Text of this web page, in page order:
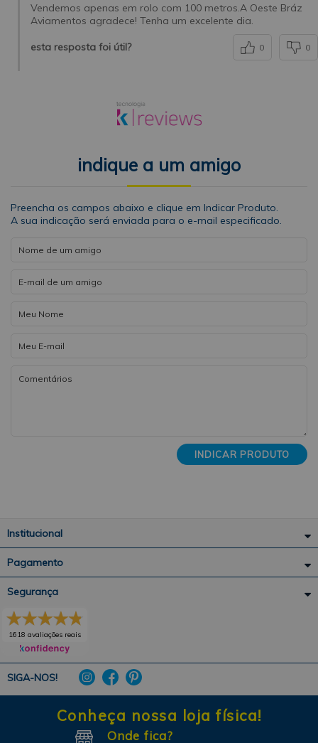
Vendemos apenas em rolo com 100 metros.A Oeste Bráz
Aviamentos agradece! Tenha um excelente dia.
esta resposta foi útil? 0 0
indique a um amigo
Preencha os campos abaixo e clique em Indicar Produto.
A sua indicação será enviada para o e-mail especificado.
INDICAR PRODUTO
Institucional
Pagamento
SIGA-NOS!
Segurança
1618 avaliações reais
Conheça nossa loja física!
Onde fica?